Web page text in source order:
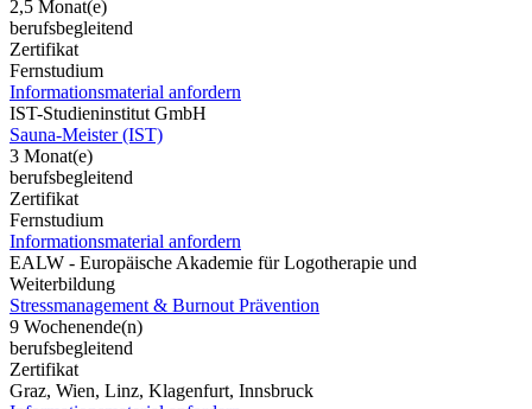
2,5 Monat(e)
berufsbegleitend
Zertifikat
Fernstudium
Informationsmaterial anfordern
IST-Studieninstitut GmbH
Sauna-Meister (IST)
3 Monat(e)
berufsbegleitend
Zertifikat
Fernstudium
Informationsmaterial anfordern
EALW - Europäische Akademie für Logotherapie und
Weiterbildung
Stressmanagement & Burnout Prävention
9 Wochenende(n)
berufsbegleitend
Zertifikat
Graz, Wien, Linz, Klagenfurt, Innsbruck